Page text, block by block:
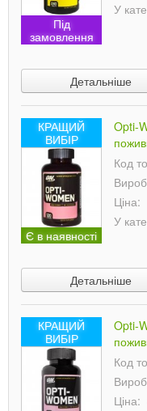
Під
замовлення
У
Детальніше
КРАЩИЙ
ВИБІР
Є в наявності
Opti-
Код
Ціна:
У
Детальніше
КРАЩИЙ
ВИБІР
Opti-
Код
Ціна: